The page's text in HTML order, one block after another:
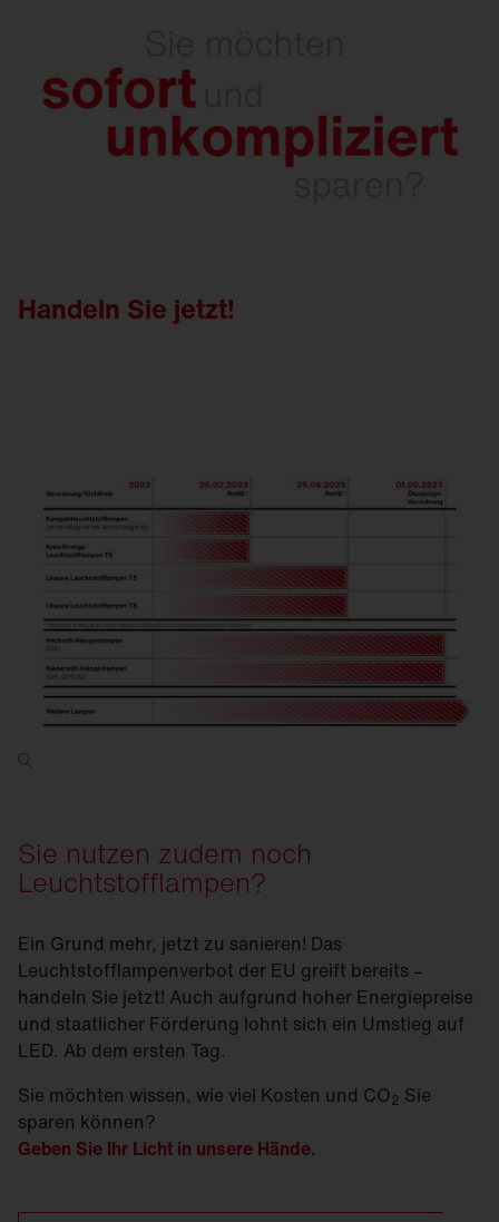
Handeln Sie jetzt!
Sie nutzen zudem noch
Leuchtstofflampen?
Ein Grund mehr, jetzt zu sanieren! Das
Leuchtstofflampenverbot der EU greift bereits –
handeln Sie jetzt! Auch aufgrund hoher Energiepreise
und staatlicher Förderung lohnt sich ein Umstieg auf
LED. Ab dem ersten Tag.
Sie möchten wissen, wie viel Kosten und CO2 Sie
sparen können?
Geben Sie Ihr Licht in unsere Hände.